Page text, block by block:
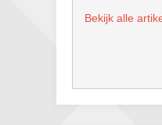
Bekijk alle